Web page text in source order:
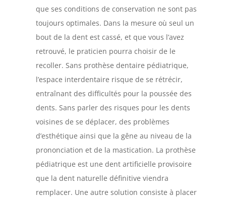
que ses conditions de conservation ne sont pas
toujours optimales. Dans la mesure où seul un
bout de la dent est cassé, et que vous l’avez
retrouvé, le praticien pourra choisir de le
recoller. Sans prothèse dentaire pédiatrique,
l’espace interdentaire risque de se rétrécir,
entraînant des difficultés pour la poussée des
dents. Sans parler des risques pour les dents
voisines de se déplacer, des problèmes
d’esthétique ainsi que la gêne au niveau de la
prononciation et de la mastication. La prothèse
pédiatrique est une dent artificielle provisoire
que la dent naturelle définitive viendra
remplacer. Une autre solution consiste à placer